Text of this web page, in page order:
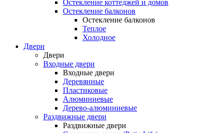
Остекление коттеджей и домов
Остекление балконов
Остекление балконов
Теплое
Холодное
Двери
Двери
Входные двери
Входные двери
Деревянные
Пластиковые
Алюминиевые
Дерево-алюминиевые
Раздвижные двери
Раздвижные двери